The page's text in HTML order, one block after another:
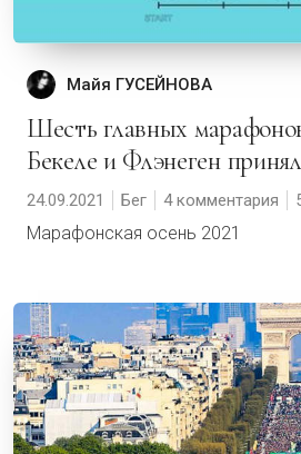
Майя ГУСЕЙНОВА
Шесть главных марафонов года за 42 дня!
Бекеле и Флэнеген
24.09.2021 Бег 4 комментария
Марафонская осень 2021